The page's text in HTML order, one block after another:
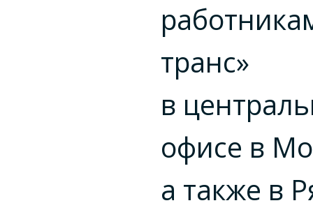
транс»
в
офисе в
а также в